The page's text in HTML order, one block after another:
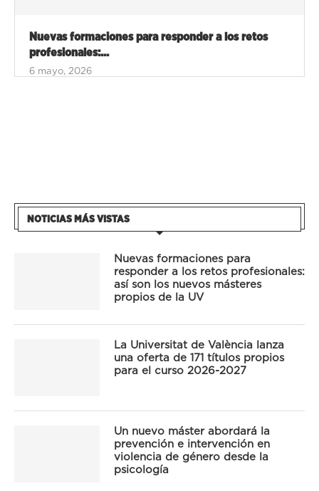
Nuevas formaciones para responder a los retos
profesionales:...
6 mayo, 2026
NOTICIAS MÁS VISTAS
Nuevas formaciones para
responder a los retos profesionales:
así son los nuevos másteres
propios de la UV
La Universitat de València lanza
una oferta de 171 títulos propios
para el curso 2026-2027
Un nuevo máster abordará la
prevención e intervención en
violencia de género desde la
psicología